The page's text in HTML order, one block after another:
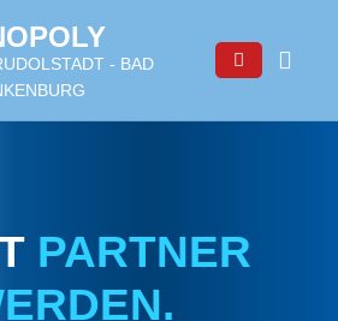
- BAD
PARTNER